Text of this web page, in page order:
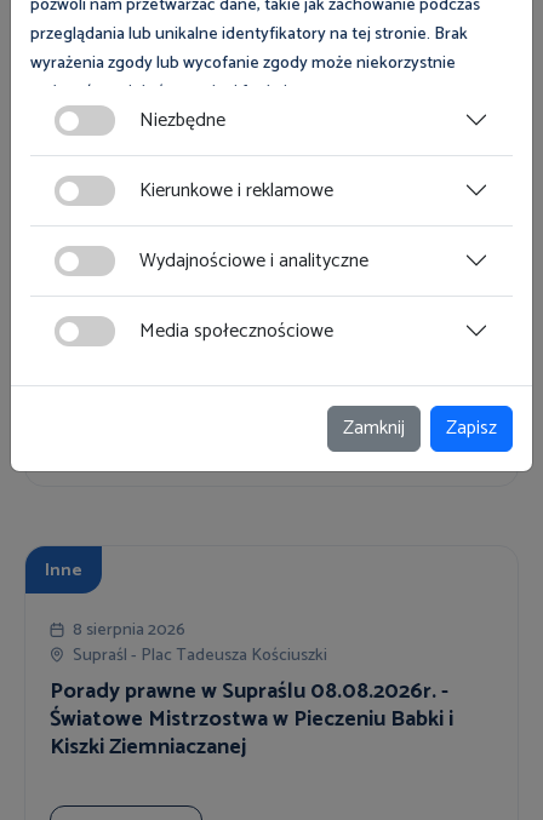
Więcej
Inne
8 sierpnia 2026
Bulwary nad Czarną Hańczą
Porady prawne w Suwałkach 08.08.2026 r. -
Dni Suwałk
Inne
8 sierpnia 2026
Supraśl - Plac Tadeusza Kościuszki
Porady prawne w Supraślu 08.08.2026r. -
Światowe Mistrzostwa w Pieczeniu Babki i
Kiszki Ziemniaczanej
przeglądania lub unikalne identyfikatory na tej stronie. Brak
wyrażenia zgody lub wycofanie zgody może niekorzystnie
wpłynąć na niektóre cechy i funkcje.
Zgoda na pliki cookies jest dobrowolna i można ją wycofać lub
zmodyfikować w dowolnym momencie klikając w przycisk
ciasteczka w lewym dolnym rogu strony. Więcej informacji
znajdziesz w
Niezbędne
Kierunkowe i reklamowe
Wydajnościowe i analityczne
Media społecznościowe
Zamknij Zapisz